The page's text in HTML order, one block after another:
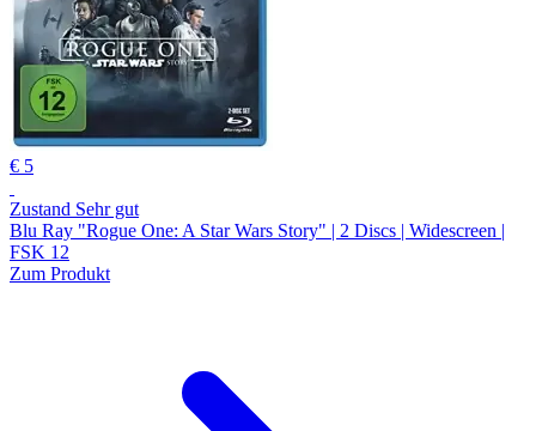
€ 5
Zustand Sehr gut
Blu Ray "Rogue One: A Star Wars Story" | 2 Discs | Widescreen |
FSK 12
Zum Produkt